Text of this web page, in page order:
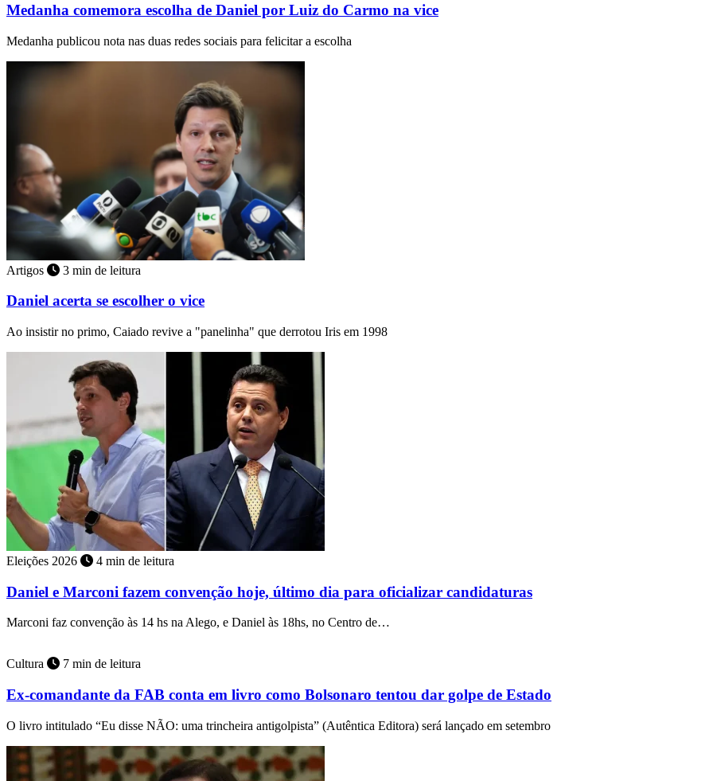
Medanha comemora escolha de Daniel por Luiz do Carmo na vice
Medanha publicou nota nas duas redes sociais para felicitar a escolha
Artigos 3 min de leitura
Daniel acerta se escolher o vice
Ao insistir no primo, Caiado revive a "panelinha" que derrotou Iris em 1998
Eleições 2026 4 min de leitura
Daniel e Marconi fazem convenção hoje, último dia para oficializar candidaturas
Marconi faz convenção às 14 hs na Alego, e Daniel às 18hs, no Centro de…
Cultura 7 min de leitura
Ex-comandante da FAB conta em livro como Bolsonaro tentou dar golpe de Estado
O livro intitulado “Eu disse NÃO: uma trincheira antigolpista” (Autêntica Editora) será lançado em setembro